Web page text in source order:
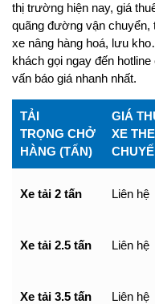
thị trường hiện nay, giá
quãng đường vận
xe nâng hàng hoá, lưu
khách gọi ngay đến
vấn báo giá nhanh nhất.
TẢI
TRỌNG CHỞ
HÀNG (TẤN)
GIÁ
XE
Xe tải 2 tấn Liên hệ
Xe tải 2.5 tấn Liên hệ
Xe tải 3.5 tấn Liên hệ